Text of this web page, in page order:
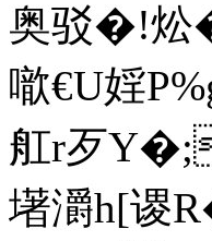
奥驳�!炂
噷€U婬
舡r歹
墸灂h[谡